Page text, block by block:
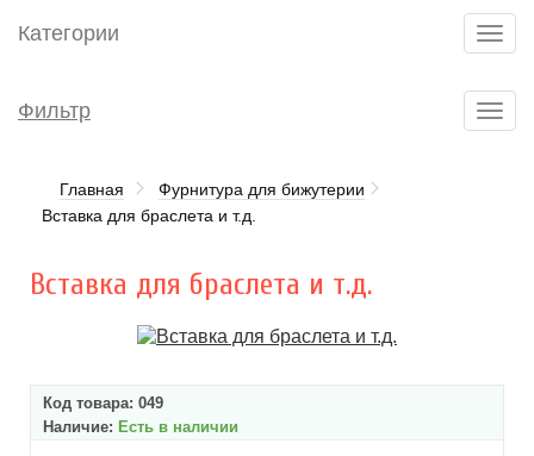
Категории
Фильтр
Главная
Фурнитура для бижутерии
Вставка для браслета и т.д.
Вставка для браслета и т.д.
Код товара: 049
Наличие: Есть в наличии